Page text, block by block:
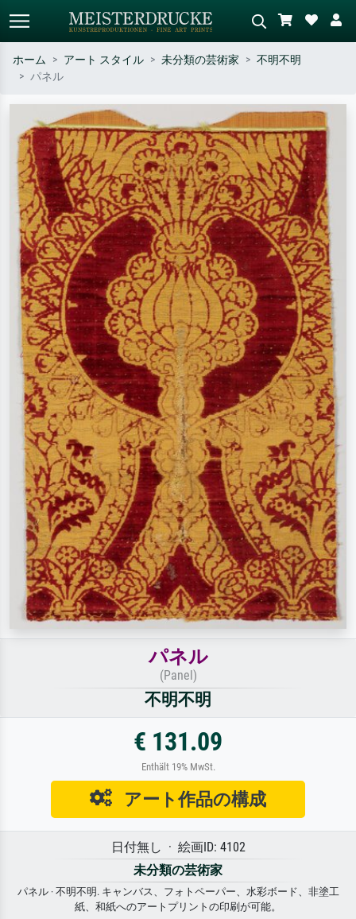
作家名・作品名・スタイルで検索
– 例：モネ、星月夜、印象派、北
斎の波、ヌード。
シーンを説明してください – 例：
緑の草原、赤の多い抽象画、暗い
油絵、木のそばの立ち姿のヌー
ド。
ホーム アート スタイル 未分類の芸術家
不明不明
パネル
パネル
(Panel)
不明不明
€ 131.09
Enthält 19% MwSt.
アート作品の構成
日付無し · 絵画ID: 4102
未分類の芸術家
パネル · 不明不明. キャンバス、フォトペーパー、水彩ボード、非塗工
紙、和紙へのアートプリントの印刷が可能。